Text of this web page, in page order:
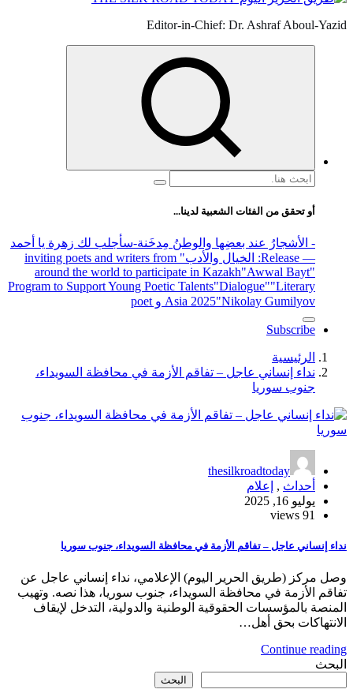
Editor-in-Chief: Dr. Ashraf Aboul-Yazid
البحث
أو تحقق من الفئات الشعبية لدينا...
- الأشجارُ عند بعضِها والوطنُ مِدخَنة-سأجلب لك زهرة يا أحمد
— Release
: الخيال والأدب
" inviting poets and writers from
around the world to participate in Kazakh"Awwal Bayt"
Program to Support Young Poetic Talents"Dialogue""Literary
Asia 2025"Nikolay Gumilyov و poet
Subscribe
الرئيسية
نداء إنساني عاجل – تفاقم الأزمة في محافظة السويداء،
جنوب سوريا
thesilkroadtoday
أحداث ,
إعلام
يوليو 16, 2025
91 views
نداء إنساني عاجل – تفاقم الأزمة في محافظة السويداء، جنوب سوريا
وصل مركز (طريق الحرير اليوم) الإعلامي، نداء إنساني عاجل عن
تفاقم الأزمة في محافظة السويداء، جنوب سوريا، هذا نصه. وتهيب
المنصة بالمؤسسات الحقوقية الوطنية والدولية، التدخل لإيقاف
الانتهاكات بحق أهل…
Continue reading
البحث
البحث